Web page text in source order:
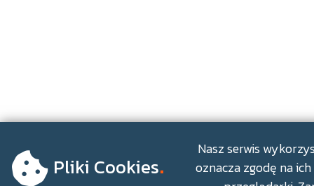
Pliki Cookies.
Nasz serwis
oznacza zgodę na